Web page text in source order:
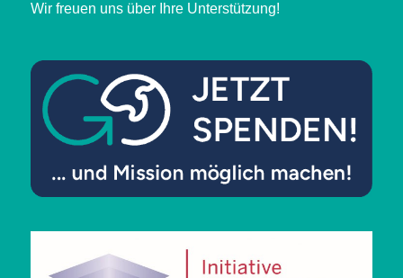
Wir freuen uns über Ihre Unterstützung!